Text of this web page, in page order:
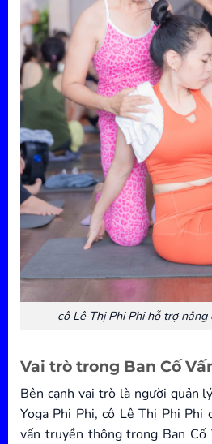
cô Lê Thị Phi Phi hỗ trợ nâng
Vai trò trong Ban Cố
Bên cạnh vai trò là người quản
Yoga Phi Phi, cô Lê Thị Phi Phi
vấn truyền thông trong Ban